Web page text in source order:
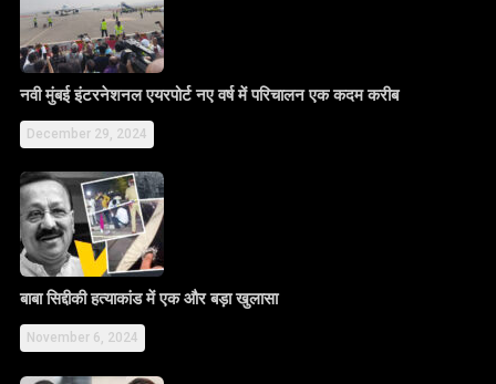
नवी मुंबई इंटरनेशनल एयरपोर्ट नए वर्ष में परिचालन एक कदम करीब
December 29, 2024
बाबा सिद्दीकी हत्याकांड में एक और बड़ा खुलासा
November 6, 2024